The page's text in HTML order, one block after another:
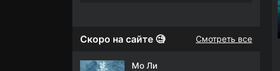
Скоро на сайте 🧐 Смотреть все
Мо Ли